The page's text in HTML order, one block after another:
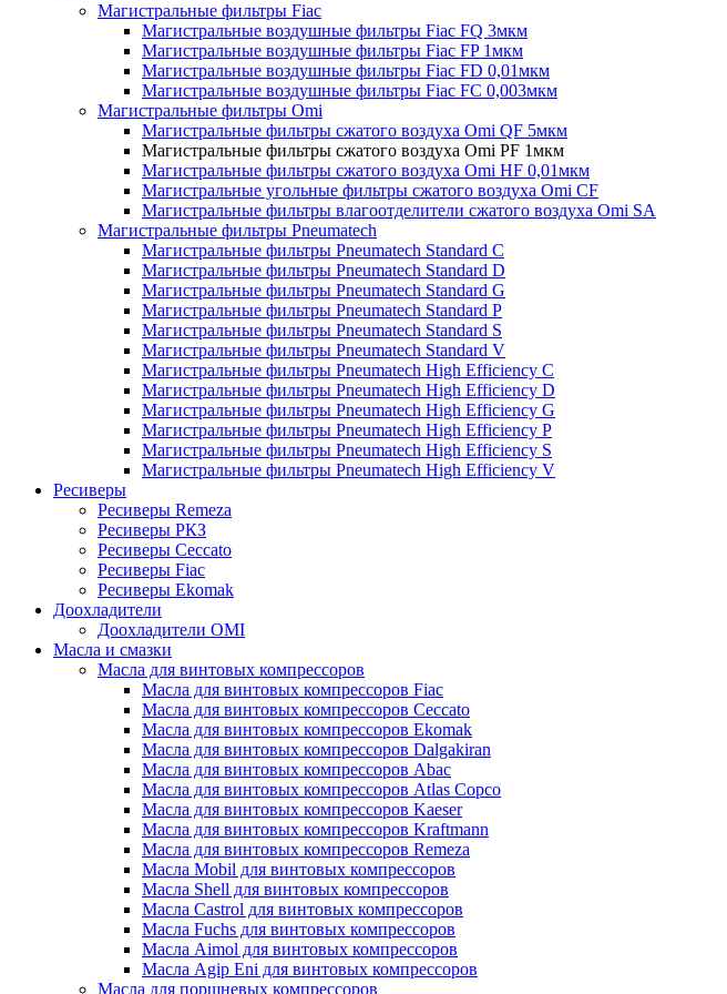
Магистральные фильтры Fiac
Магистральные воздушные фильтры Fiac FQ 3мкм
Магистральные воздушные фильтры Fiac FP 1мкм
Магистральные воздушные фильтры Fiac FD 0,01мкм
Магистральные воздушные фильтры Fiac FC 0,003мкм
Магистральные фильтры Omi
Магистральные фильтры сжатого воздуха Omi QF 5мкм
Магистральные фильтры сжатого воздуха Omi PF 1мкм
Магистральные фильтры сжатого воздуха Omi HF 0,01мкм
Магистральные угольные фильтры сжатого воздуха Omi CF
Магистральные фильтры влагоотделители сжатого воздуха Omi SA
Магистральные фильтры Pneumatech
Магистральные фильтры Pneumatech Standard C
Магистральные фильтры Pneumatech Standard D
Магистральные фильтры Pneumatech Standard G
Магистральные фильтры Pneumatech Standard P
Магистральные фильтры Pneumatech Standard S
Магистральные фильтры Pneumatech Standard V
Магистральные фильтры Pneumatech High Efficiency C
Магистральные фильтры Pneumatech High Efficiency D
Магистральные фильтры Pneumatech High Efficiency G
Магистральные фильтры Pneumatech High Efficiency P
Магистральные фильтры Pneumatech High Efficiency S
Магистральные фильтры Pneumatech High Efficiency V
Ресиверы
Ресиверы Remeza
Ресиверы РКЗ
Ресиверы Ceccato
Ресиверы Fiac
Ресиверы Ekomak
Доохладители
Доохладители OMI
Масла и смазки
Масла для винтовых компрессоров
Масла для винтовых компрессоров Fiac
Масла для винтовых компрессоров Ceccato
Масла для винтовых компрессоров Ekomak
Масла для винтовых компрессоров Dalgakiran
Масла для винтовых компрессоров Abac
Масла для винтовых компрессоров Atlas Copco
Масла для винтовых компрессоров Kaeser
Масла для винтовых компрессоров Kraftmann
Масла для винтовых компрессоров Remeza
Масла Mobil для винтовых компрессоров
Масла Shell для винтовых компрессоров
Масла Castrol для винтовых компрессоров
Масла Fuchs для винтовых компрессоров
Масла Aimol для винтовых компрессоров
Масла Agip Eni для винтовых компрессоров
Масла для поршневых компрессоров